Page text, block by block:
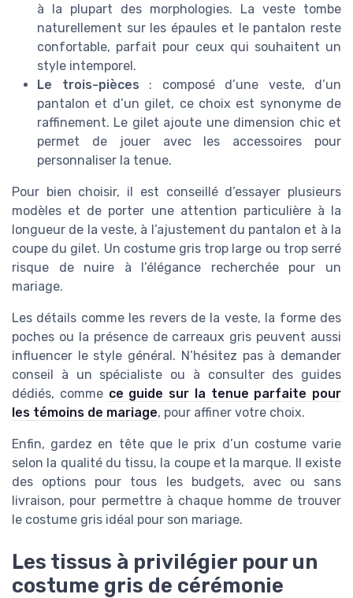
à la plupart des morphologies. La veste tombe
naturellement sur les épaules et le pantalon reste
confortable, parfait pour ceux qui souhaitent un
style intemporel.
Le trois-pièces : composé d’une veste, d’un
pantalon et d’un gilet, ce choix est synonyme de
raffinement. Le gilet ajoute une dimension chic et
permet de jouer avec les accessoires pour
personnaliser la tenue.
Pour bien choisir, il est conseillé d’essayer plusieurs
modèles et de porter une attention particulière à la
longueur de la veste, à l’ajustement du pantalon et à la
coupe du gilet. Un costume gris trop large ou trop serré
risque de nuire à l’élégance recherchée pour un
mariage.
Les détails comme les revers de la veste, la forme des
poches ou la présence de carreaux gris peuvent aussi
influencer le style général. N’hésitez pas à demander
conseil à un spécialiste ou à consulter des guides
dédiés, comme ce guide sur la tenue parfaite pour
les témoins de mariage, pour affiner votre choix.
Enfin, gardez en tête que le prix d’un costume varie
selon la qualité du tissu, la coupe et la marque. Il existe
des options pour tous les budgets, avec ou sans
livraison, pour permettre à chaque homme de trouver
le costume gris idéal pour son mariage.
Les tissus à privilégier pour un
costume gris de cérémonie